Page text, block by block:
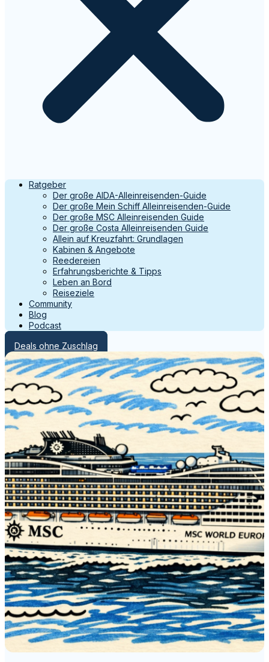
Ratgeber
Der große AIDA-Alleinreisenden-Guide
Der große Mein Schiff Alleinreisenden-Guide
Der große MSC Alleinreisenden Guide
Der große Costa Alleinreisenden Guide
Allein auf Kreuzfahrt: Grundlagen
Kabinen & Angebote
Reedereien
Erfahrungsberichte & Tipps
Leben an Bord
Reiseziele
Community
Blog
Podcast
Deals ohne Zuschlag